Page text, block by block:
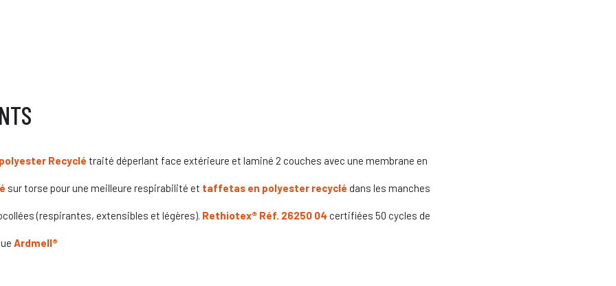
Recyclé traité déperlant face extérieure et laminé 2 couches avec une membrane en
sur torse pour une meilleure respirabilité et taffetas en polyester recyclé dans les manches
(respirantes, extensibles et légères). Rethiotex® Réf. 26250 04 certifiées 50 cycles de
Ardmell®